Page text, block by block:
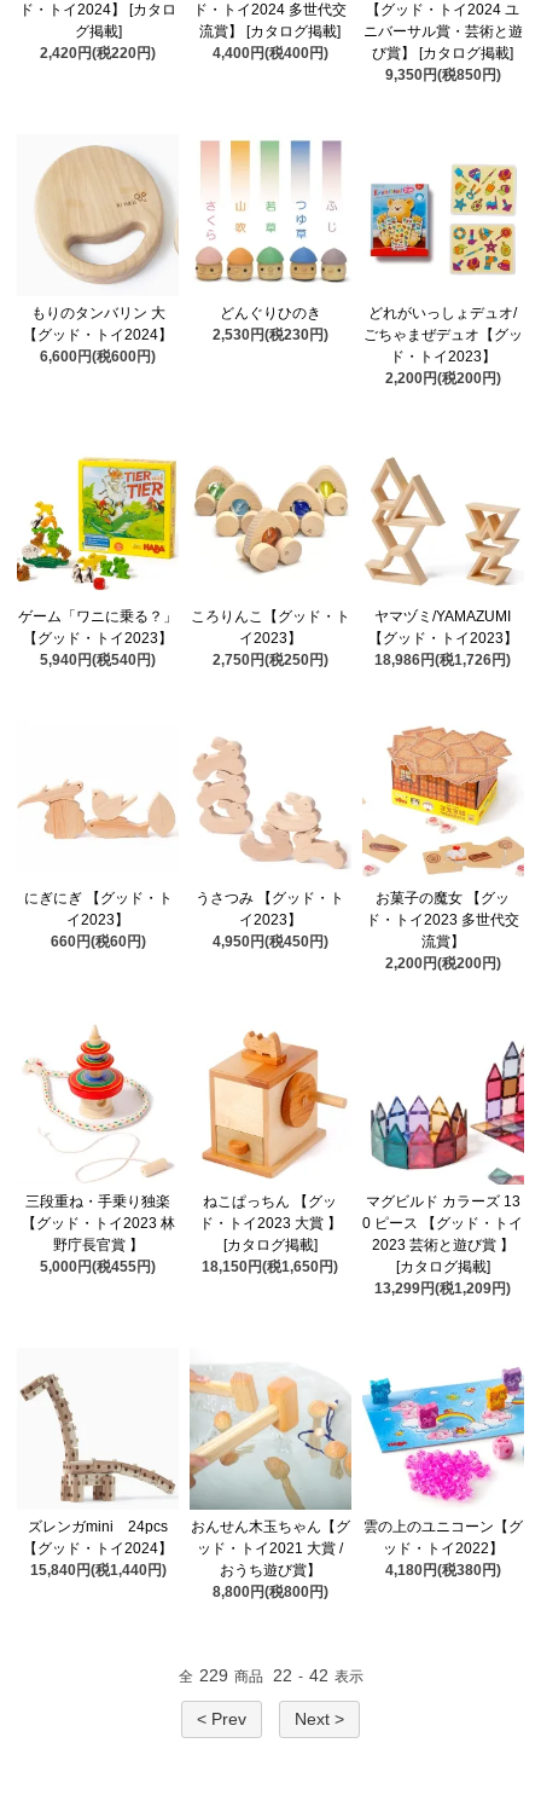
ド・トイ2024】 [カタロ
グ掲載]
2,420円(税220円)
ド・トイ2024 多世代交
流賞】 [カタログ掲載]
4,400円(税400円)
【グッド・トイ2024 ユ
ニバーサル賞・芸術と遊
び賞】 [カタログ掲載]
9,350円(税850円)
もりのタンバリン 大
【グッド・トイ2024】
6,600円(税600円)
どんぐりひのき
2,530円(税230円)
どれがいっしょデュオ/
ごちゃまぜデュオ【グッ
ド・トイ2023】
2,200円(税200円)
ゲーム「ワニに乗る？」
【グッド・トイ2023】
5,940円(税540円)
ころりんこ【グッド・ト
イ2023】
2,750円(税250円)
ヤマヅミ/YAMAZUMI
【グッド・トイ2023】
18,986円(税1,726円)
にぎにぎ 【グッド・ト
イ2023】
660円(税60円)
うさつみ 【グッド・ト
イ2023】
4,950円(税450円)
お菓子の魔女 【グッ
ド・トイ2023 多世代交
流賞】
2,200円(税200円)
三段重ね・手乗り独楽
【グッド・トイ2023 林
野庁長官賞 】
5,000円(税455円)
ねこぱっちん 【グッ
ド・トイ2023 大賞 】
[カタログ掲載]
18,150円(税1,650円)
マグビルド カラーズ 13
0 ピース 【グッド・トイ
2023 芸術と遊び賞 】
[カタログ掲載]
13,299円(税1,209円)
ズレンガmini 24pcs
【グッド・トイ2024】
15,840円(税1,440円)
おんせん木玉ちゃん【グ
ッド・トイ2021 大賞 /
おうち遊び賞】
8,800円(税800円)
雲の上のユニコーン【グ
ッド・トイ2022】
4,180円(税380円)
全 229 商品 22 - 42 表示
< Prev Next >